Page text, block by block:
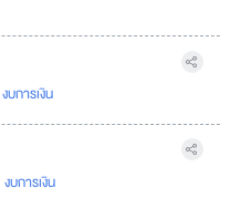
งบการเงิน
งบการเงิน